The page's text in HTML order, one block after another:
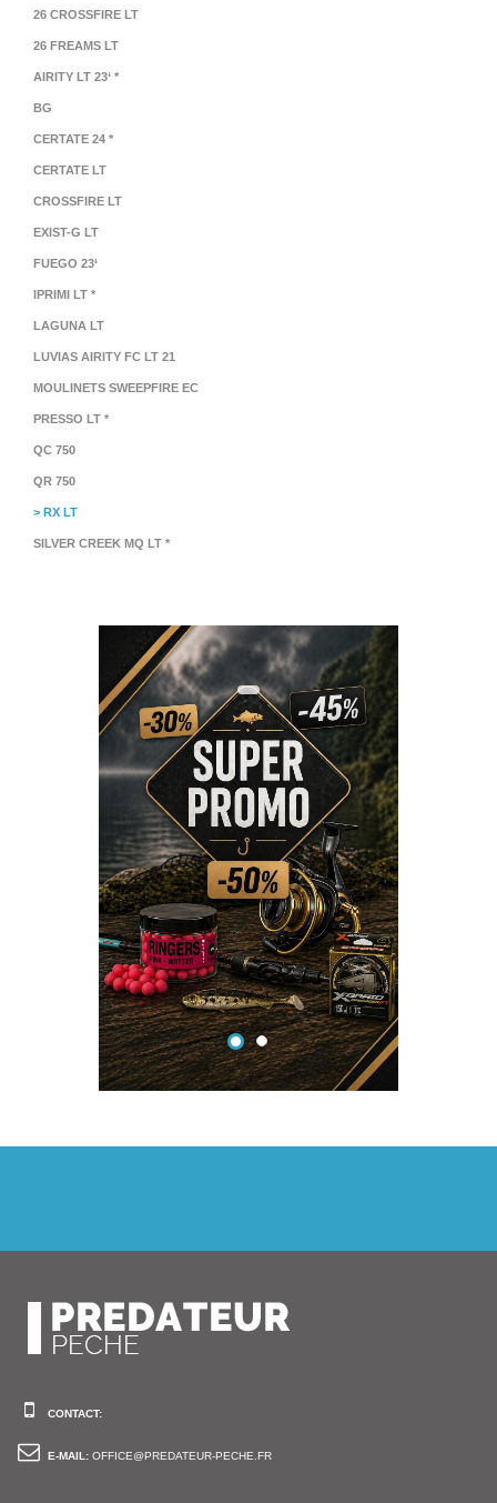
26 CROSSFIRE LT
26 FREAMS LT
AIRITY LT 23‘ *
BG
CERTATE 24 *
CERTATE LT
CROSSFIRE LT
EXIST-G LT
FUEGO 23‘
IPRIMI LT *
LAGUNA LT
LUVIAS AIRITY FC LT 21
MOULINETS SWEEPFIRE EC
PRESSO LT *
QC 750
QR 750
> RX LT
SILVER CREEK MQ LT *
CONTACT:
E-MAIL: OFFICE@PREDATEUR-PECHE.FR